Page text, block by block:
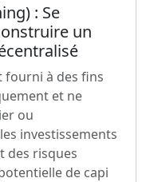
: Se
un
fourni à des fins
et ne
ou
investissements
des risques
de capi